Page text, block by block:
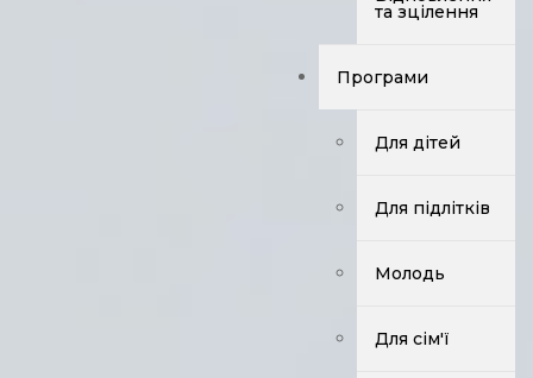
та зцілення
Програми
Для дітей
Для підлітків
Молодь
Для сім'ї